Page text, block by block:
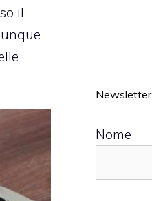
il
Newsletter
Nome